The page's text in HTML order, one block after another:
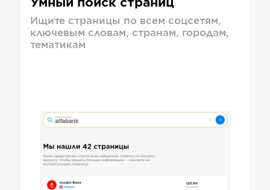
Умный поиск страниц
Ищите страницы по всем соцсетям,
ключевым словам, странам, городам,
тематикам